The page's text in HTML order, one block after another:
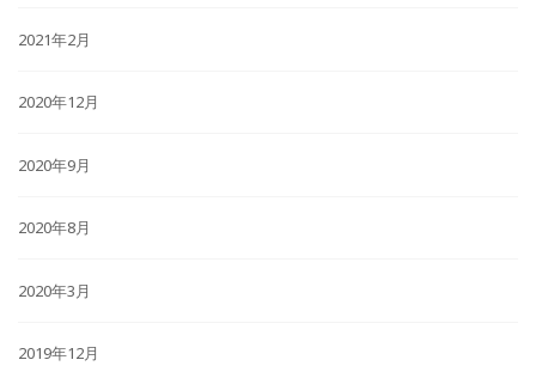
2021年2月
2020年12月
2020年9月
2020年8月
2020年3月
2019年12月